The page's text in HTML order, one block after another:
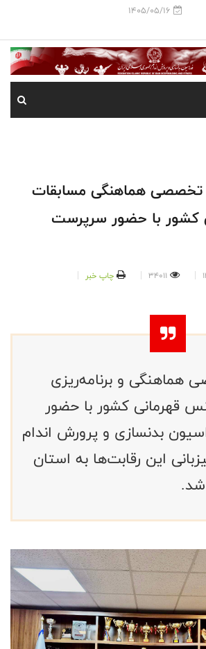
1405/05/16
هماهنگی مسابقات
کشور با حضور سرپرست
34011 چاپ خبر
و برنامه‌ریزی
قهرمانی کشور با حضور
بدنسازی و پرورش اندام
این رقابت‌ها به استان
شد.